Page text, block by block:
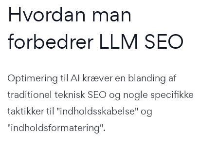
Hvordan man
forbedrer LLM SEO
Optimering til AI kræver en blanding af
traditionel teknisk SEO og nogle specifikke
taktikker til "indholdsskabelse" og
"indholdsformatering".